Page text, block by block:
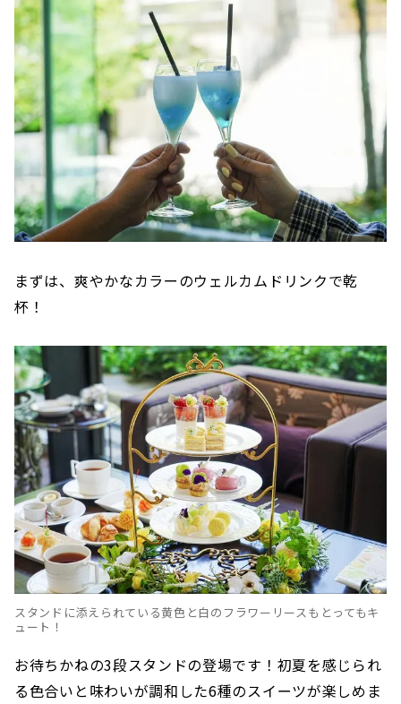
まずは、爽やかなカラーのウェルカムドリンクで乾
杯！
スタンドに添えられている黄色と白のフラワーリースもとってもキ
ュート！
お待ちかねの3段スタンドの登場です！初夏を感じられ
る色合いと味わいが調和した6種のスイーツが楽しめま